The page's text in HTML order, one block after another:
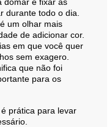
durante todo o dia.
um olhar mais
de adicionar cor.
em que você quer
sem exagero.
que não foi
para os
prática para levar